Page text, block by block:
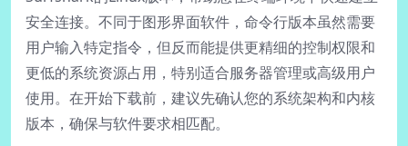
安全连接。不同于图形界面软件，命令行版本虽然需要
用户输入特定指令，但反而能提供更精细的控制权限和
更低的系统资源占用，特别适合服务器管理或高级用户
使用。在开始下载前，建议先确认您的系统架构和内核
版本，确保与软件要求相匹配。